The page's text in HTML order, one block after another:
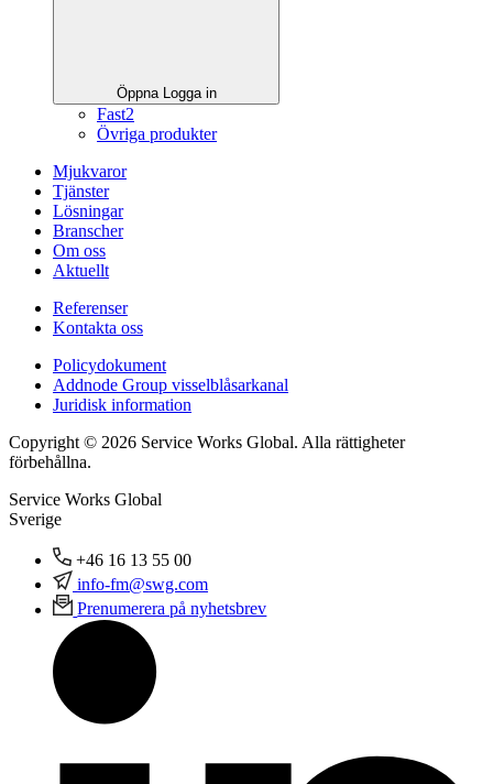
Öppna Logga in
Fast2
Övriga produkter
Mjukvaror
Tjänster
Lösningar
Branscher
Om oss
Aktuellt
Referenser
Kontakta oss
Policydokument
Addnode Group visselblåsarkanal
Juridisk information
Copyright © 2026 Service Works Global. Alla rättigheter
förbehållna.
Service Works Global
Sverige
+46 16 13 55 00
info-fm@swg.com
Prenumerera på nyhetsbrev